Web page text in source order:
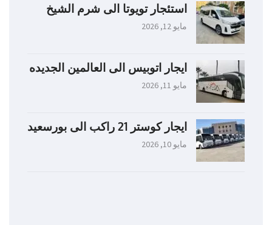
استئجار تويوتا الى شرم الشيخ
مايو 12, 2026
ايجار اتوبيس الى العالمين الجديده
مايو 11, 2026
ايجار كوستر 21 راكب الى بورسعيد
مايو 10, 2026